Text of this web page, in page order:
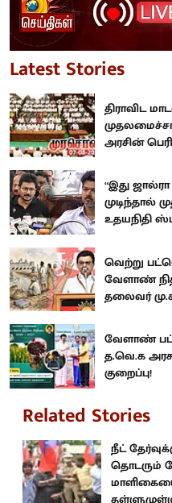
Latest Stories
திராவிட
அரசின்
“இது
முடிந்தால்
உதயநிதி
வெற்று
வேளாண்
தலைவர்
வேளாண்
த.வெ.க
குறைப்பு!
Related Stories
நீட்
தொடரும்